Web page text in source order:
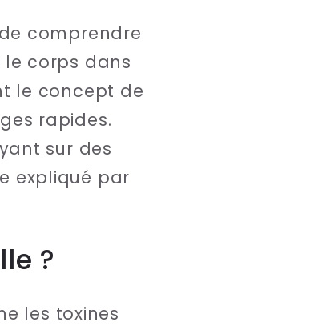
comprendre
corps dans
le concept de
rapides.
sur des
expliqué par
?
les toxines